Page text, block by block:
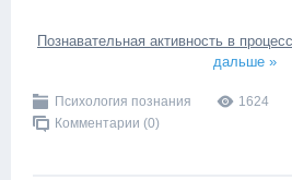
Познавательная активность в
дальше »
Психология познания 1624
Комментарии (0)